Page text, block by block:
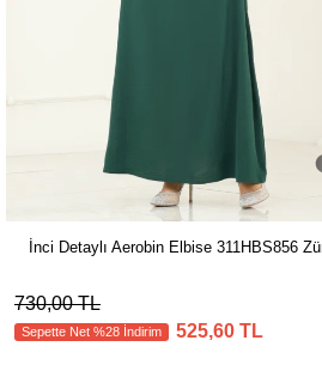
İnci Detaylı Aerobin Elbise 311HBS856
730,00 TL
Sepette Net %28 İndirim 525,60 TL